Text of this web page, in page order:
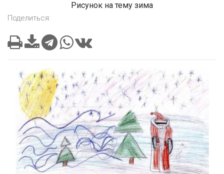
Рисунок на тему зима
Поделиться: